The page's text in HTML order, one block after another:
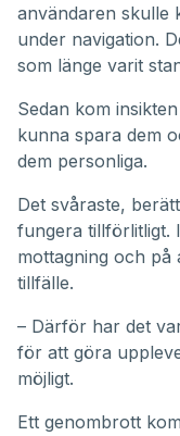
användaren skulle
under navigation.
som länge varit
Sedan kom
kunna spara dem
dem personliga.
Det svåraste,
fungera tillförlitligt.
mottagning och på
tillfälle.
– Därför har det
för att göra
möjligt.
Ett genombrott